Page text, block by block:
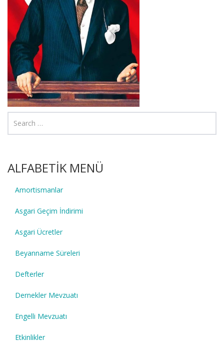
ALFABETİK MENÜ
Amortismanlar
Asgari Geçim İndirimi
Asgari Ücretler
Beyanname Süreleri
Defterler
Dernekler Mevzuatı
Engelli Mevzuatı
Etkinlikler